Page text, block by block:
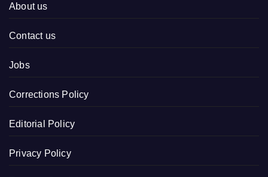
About us
Contact us
Jobs
Corrections Policy
Editorial Policy
Privacy Policy